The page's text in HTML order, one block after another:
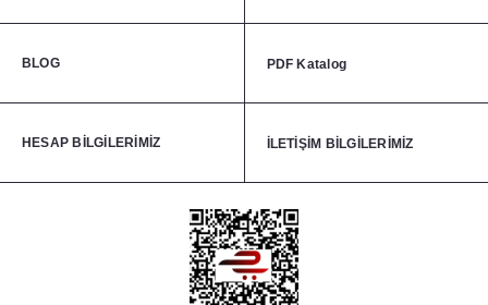
BLOG PDF Katalog
HESAP BİLGİLERİMİZ İLETİŞİM BİLGİLERİMİZ